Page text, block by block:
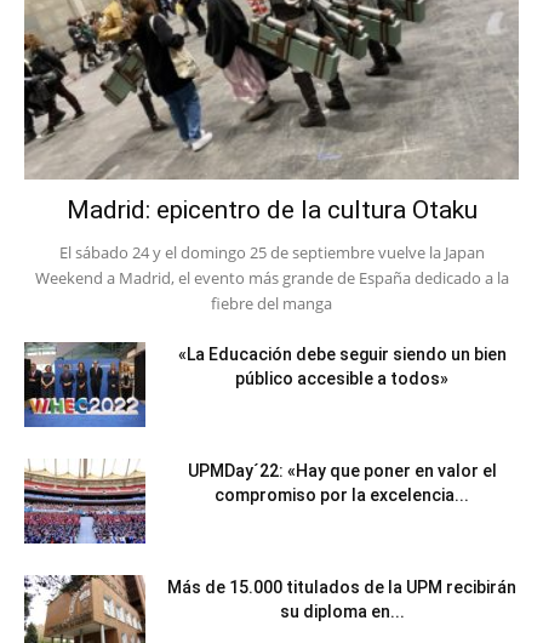
Madrid: epicentro de la cultura Otaku
El sábado 24 y el domingo 25 de septiembre vuelve la Japan
Weekend a Madrid, el evento más grande de España dedicado a la
fiebre del manga
«La Educación debe seguir siendo un bien
público accesible a todos»
UPMDay´22: «Hay que poner en valor el
compromiso por la excelencia...
Más de 15.000 titulados de la UPM recibirán
su diploma en...